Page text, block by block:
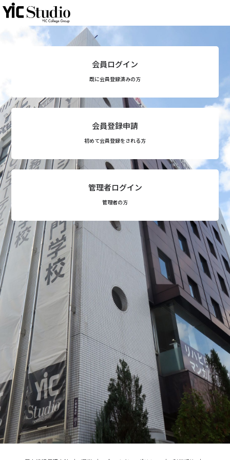
会員ログイン
既に会員登録済みの方
会員登録申請
初めて会員登録をされる方
管理者ログイン
管理者の方